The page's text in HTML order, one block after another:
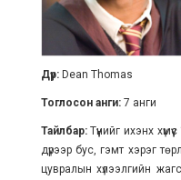
Дүр:Dean Thomas
Тоглосон анги: 7 анги
Тайлбар:Түүнийг ихэнх
дүрээр бус, гэмт хэрэг
цувралын хүлээлгийн